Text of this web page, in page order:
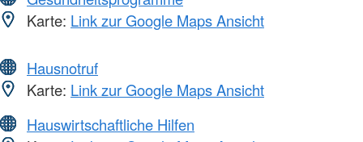
Karte: Link zur Google Maps Ansicht
Hausnotruf
Karte: Link zur Google Maps Ansicht
Hauswirtschaftliche Hilfen